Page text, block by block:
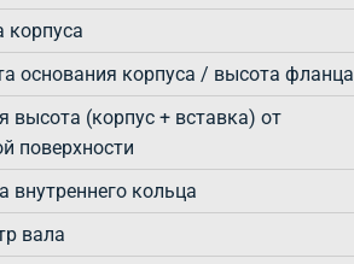
корпуса
основания корпуса / высота фланца
высота (корпус + вставка) от
поверхности
внутреннего кольца
вала